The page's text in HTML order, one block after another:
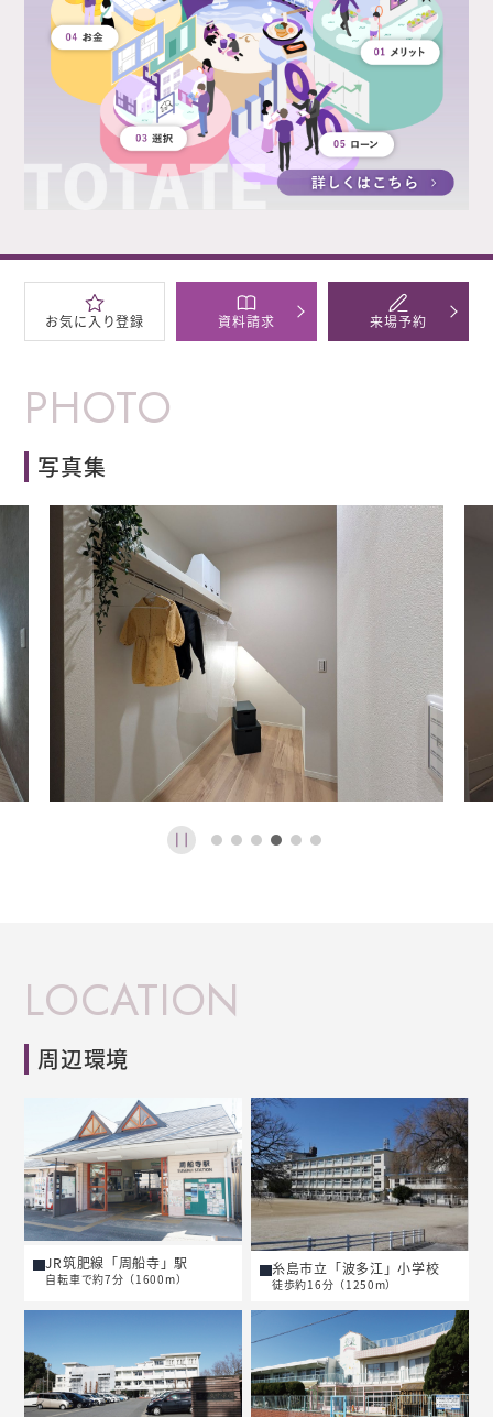
お気に 入り登録 資料請求 来場予約
PHOTO
写真集
LOCATION
周辺環境
JR筑肥線「周船寺」駅
自転車で約7分（1600m）
糸島市立「波多江」小学校
徒歩約16分（1250m）